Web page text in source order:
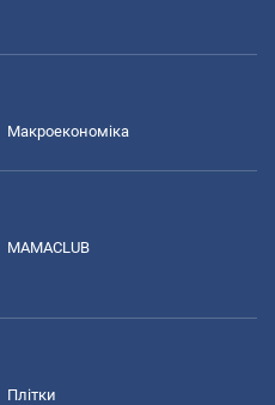
Макроекономіка
MAMACLUB
Плітки